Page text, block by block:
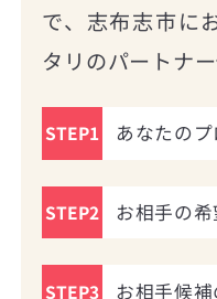
で、志布志市に
タリのパートナ
STEP1 あなたの
STEP2 お相手の
STEP3 お相手候